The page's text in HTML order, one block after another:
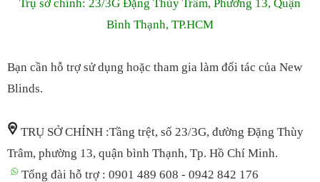
Trụ sở chính: 23/3G Đặng Thùy Trâm, Phường 13, Quận
Bình Thạnh, TP.HCM
Bạn cần hỗ trợ sử dụng hoặc tham gia làm đối tác của New
Blinds.
TRỤ SỞ CHÍNH :Tầng trệt, số 23/3G, đường Đặng Thùy
Trâm, phường 13, quận bình Thạnh, Tp. Hồ Chí Minh.
Tổng đài hỗ trợ : 0901 489 608 - 0942 842 176